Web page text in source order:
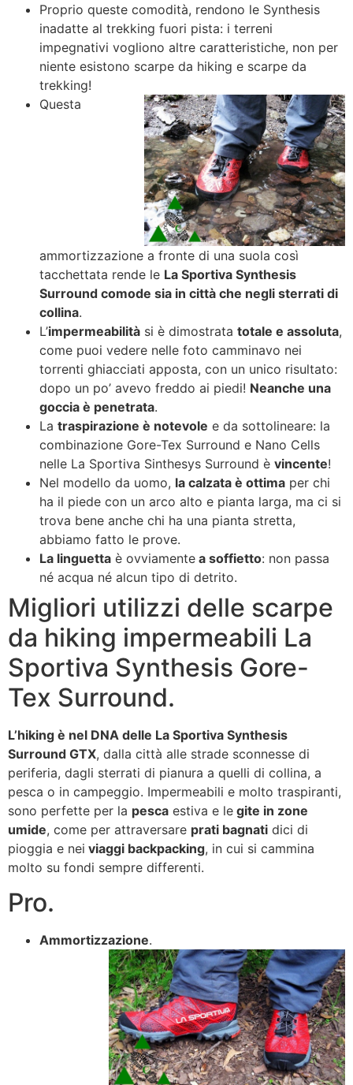
Proprio queste comodità, rendono le Synthesis
inadatte al trekking fuori pista: i terreni
impegnativi vogliono altre caratteristiche, non per
niente esistono scarpe da hiking e scarpe da
trekking!
Questa
ammortizzazione a fronte di una suola così
tacchettata rende le La Sportiva Synthesis
Surround comode sia in città che negli sterrati di
collina.
L’impermeabilità si è dimostrata totale e assoluta,
come puoi vedere nelle foto camminavo nei
torrenti ghiacciati apposta, con un unico risultato:
dopo un po’ avevo freddo ai piedi! Neanche una
goccia è penetrata.
La traspirazione è notevole e da sottolineare: la
combinazione Gore-Tex Surround e Nano Cells
nelle La Sportiva Sinthesys Surround è vincente!
Nel modello da uomo, la calzata è ottima per chi
ha il piede con un arco alto e pianta larga, ma ci si
trova bene anche chi ha una pianta stretta,
abbiamo fatto le prove.
La linguetta è ovviamente a soffietto: non passa
né acqua né alcun tipo di detrito.
Migliori utilizzi delle scarpe
da hiking impermeabili La
Sportiva Synthesis Gore-
Tex Surround.
L’hiking è nel DNA delle La Sportiva Synthesis
Surround GTX, dalla città alle strade sconnesse di
periferia, dagli sterrati di pianura a quelli di collina, a
pesca o in campeggio. Impermeabili e molto traspiranti,
sono perfette per la pesca estiva e le gite in zone
umide, come per attraversare prati bagnati dici di
pioggia e nei viaggi backpacking, in cui si cammina
molto su fondi sempre differenti.
Pro.
Ammortizzazione.